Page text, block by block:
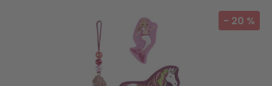
Zum Ende der Bildgalerie springen - 20 %